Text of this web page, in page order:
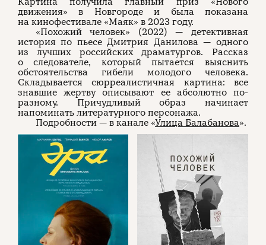
движения» в Новгороде и была показана
на кинофестивале «Маяк» в 2023 году.
«Похожий человек» (2022) — детективная
история по пьесе Дмитрия Данилова — одного
из лучших российских драматургов. Рассказ
о следователе, который пытается выяснить
обстоятельства гибели молодого человека.
Складывается сюрреалистичная картина: все
знавшие жертву описывают ее абсолютно по-
разному. Причудливый образ начинает
напоминать литературного персонажа.
Подробности — в канале «Улица Балабанова».